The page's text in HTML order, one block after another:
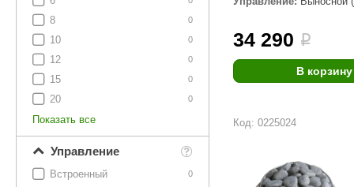
Для дома и дачи
Акции и скидки
Этна
Tikkurila Elcon
TABA MAGNUM
Termomuros
Finn icon Размахайка
0
8
0
10
0
12
0
15
0
20
Показать все
Управление
0
Встроенный
34 290 i
В корзину
Код: 0225024